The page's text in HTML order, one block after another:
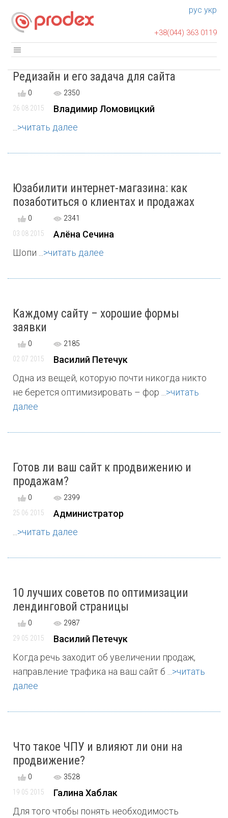
рус укр
+38(044) 363 0119
Редизайн и его задача для сайта
0
2350
26 08 2015
Владимир Ломовицкий
>читать далее
Юзабилити интернет-магазина: как
позаботиться о клиентах и продажах
0
2341
03 08 2015
Алёна Сечина
Шопи ... >читать далее
Каждому сайту – хорошие формы
заявки
0
2185
02 07 2015
Василий Петечук
Одна из вещей, которую почти никогда никто
не берется оптимизировать – фор ... >читать
далее
Готов ли ваш сайт к продвижению и
продажам?
0
2399
25 06 2015
Администратор
>читать далее
10 лучших советов по оптимизации
лендинговой страницы
0
2987
29 05 2015
Василий Петечук
Когда речь заходит об увеличении продаж,
направление трафика на ваш сайт б ... >читать
далее
Что такое ЧПУ и влияют ли они на
продвижение?
0
3528
19 05 2015
Галина Хаблак
Для того чтобы понять необходимость